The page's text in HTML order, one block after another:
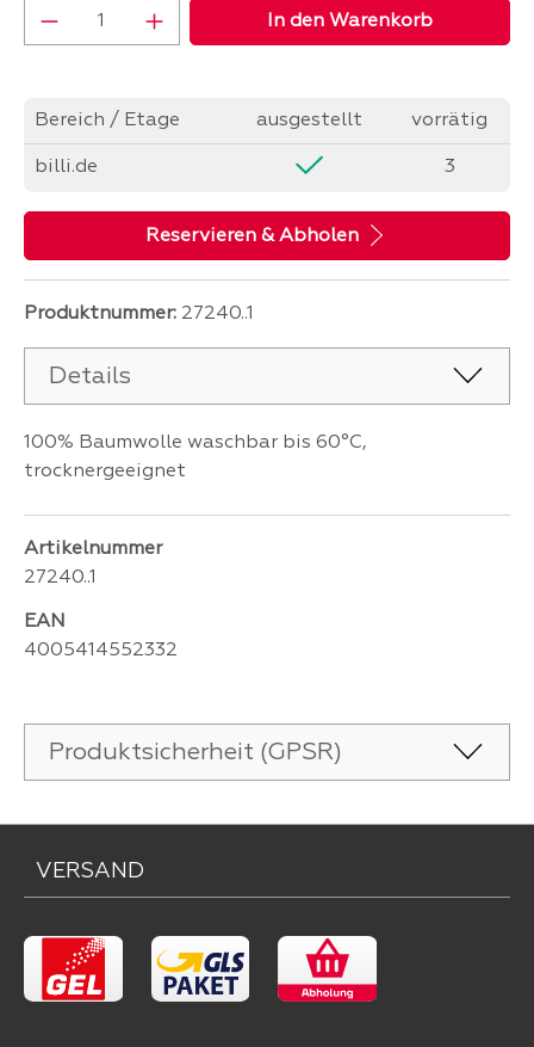
Produkt Anzahl: Gib den gewünschten
In den Warenkorb
Bereich / Etage ausgestellt vorrätig
billi.de 3
Reservieren & Abholen
Produktnummer: 27240..1
Details
100% Baumwolle waschbar bis 60°C,
trocknergeeignet
Artikelnummer
27240..1
EAN
4005414552332
Produktsicherheit (GPSR)
VERSAND